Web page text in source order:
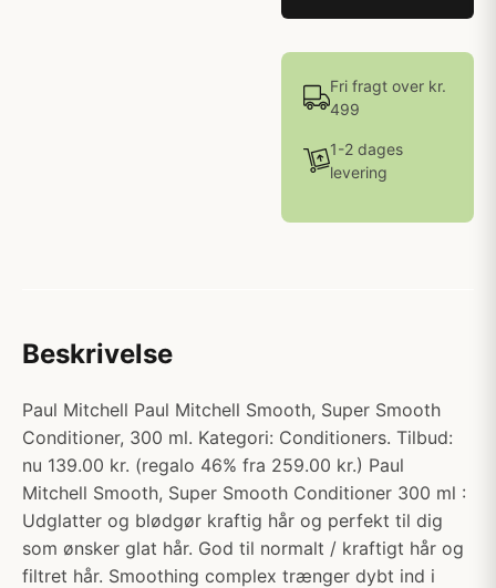
Fri fragt over kr.
499
1-2 dages
levering
Beskrivelse
Paul Mitchell Paul Mitchell Smooth, Super Smooth
Conditioner, 300 ml. Kategori: Conditioners. Tilbud:
nu 139.00 kr. (regalo 46% fra 259.00 kr.) Paul
Mitchell Smooth, Super Smooth Conditioner 300 ml :
Udglatter og blødgør kraftig hår og perfekt til dig
som ønsker glat hår. God til normalt / kraftigt hår og
filtret hår. Smoothing complex trænger dybt ind i